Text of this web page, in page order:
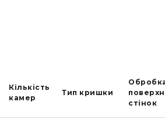
Кількість
камер
Тип кришки
стінок